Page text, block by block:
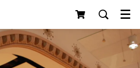
Menu